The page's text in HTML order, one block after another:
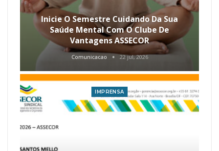
Inicie O Semestre Cuidando Da Sua
Saúde Mental Com O Clube De
Vantagens ASSECOR
Comunicacao 22 jul, 2026
IMPRENSA